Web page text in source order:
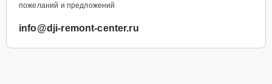
пожеланий и предложений
info@dji-remont-center.ru